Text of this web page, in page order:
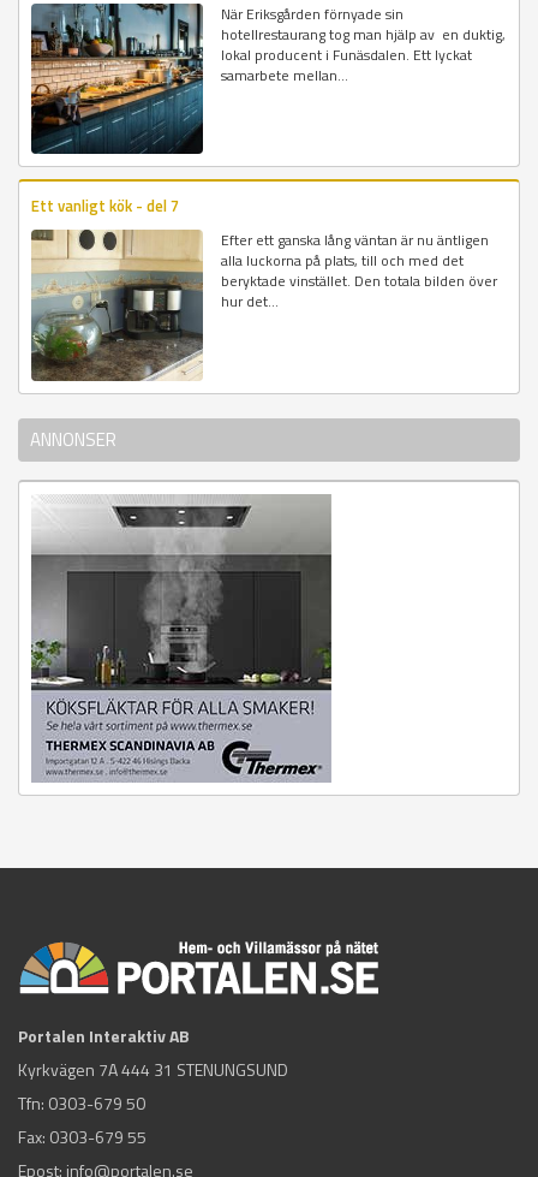
När Eriksgården förnyade sin
hotellrestaurang tog man hjälp av en duktig,
lokal producent i Funäsdalen. Ett lyckat
samarbete mellan...
Ett vanligt kök - del 7
Efter ett ganska lång väntan är nu äntligen
alla luckorna på plats, till och med det
beryktade vinstället. Den totala bilden över
hur det...
ANNONSER
Portalen Interaktiv AB
Kyrkvägen 7A 444 31 STENUNGSUND
Tfn: 0303-679 50
Fax: 0303-679 55
Epost: info@portalen.se